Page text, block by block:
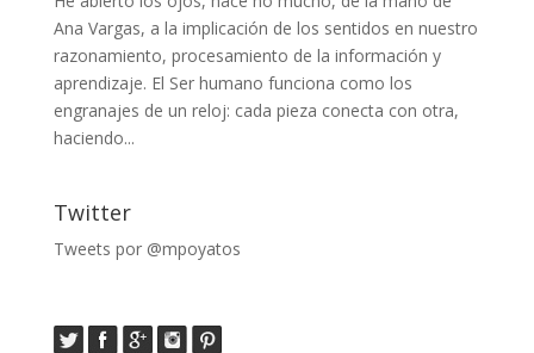
Ana Vargas, a la implicación de los sentidos en nuestro
razonamiento, procesamiento de la información y
aprendizaje. El Ser humano funciona como los
engranajes de un reloj: cada pieza conecta con otra,
haciendo...
Twitter
Tweets por @mpoyatos